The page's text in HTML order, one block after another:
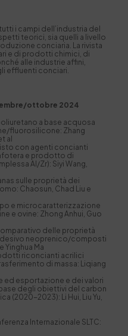
i campi dell’industria del
teorici, sia quelli a livello
conciaria. La rivista
e di prodotti chimici, di
alle industrie affini,
effluenti conciari.
ottobre 2024
a base acquosa
fluorosilicone: Zhang
al
con agenti concianti
e prodotto di
Al/Zr): Siyi Wang,
sulle proprietà dei
Chaosun, Chad Liu e
e microcaratterizzazione
e ovine: Zhong Anhui, Guo
delle proprietà
neoprenico/composti
Yinghua Ma
riconcianti acrilici
di massa: Liqiang
ed esportazione e dei valori
degli obiettivi del carbon
(2020-2023): Li Hui, Liu Yu,
Internazionale SLTC: